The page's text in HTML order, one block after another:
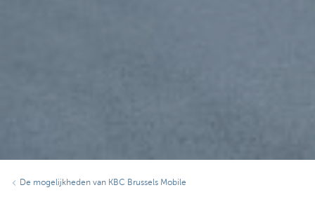
De mogelijkheden van KBC Brussels Mobile